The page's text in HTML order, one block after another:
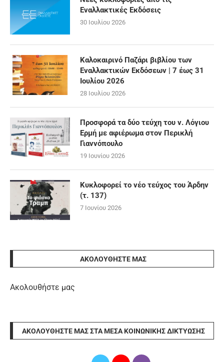
Εναλλακτικές Εκδόσεις
30 Ιουλίου 2026
Καλοκαιρινό Παζάρι βιβλίου των
Εναλλακτικών Εκδόσεων | 7 έως 31
Ιουλίου 2026
28 Ιουλίου 2026
Προσφορά τα δύο τεύχη του ν. Λόγιου
Ερμή με αφιέρωμα στον Περικλή
Γιαννόπουλο
19 Ιουνίου 2026
Κυκλοφορεί το νέο τεύχος του Άρδην
(τ. 137)
7 Ιουνίου 2026
ΑΚΟΛΟΥΘΉΣΤΕ ΜΑΣ
Ακολουθήστε μας
ΑΚΟΛΟΥΘΉΣΤΕ ΜΑΣ ΣΤΑ ΜΈΣΑ ΚΟΙΝΩΝΙΚΉΣ ΔΙΚΤΎΩΣΗΣ